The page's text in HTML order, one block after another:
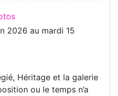
2026 au mardi 15
Héritage et la galerie
ou le temps n’a